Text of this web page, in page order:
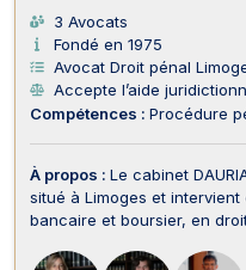
3 Avocats
Fondé en 1975
Avocat Droit pénal
Accepte l’aide
Compétences : Procédure
À propos : Le cabinet
situé à Limoges et
bancaire et boursier, en
commercial, des affaires et